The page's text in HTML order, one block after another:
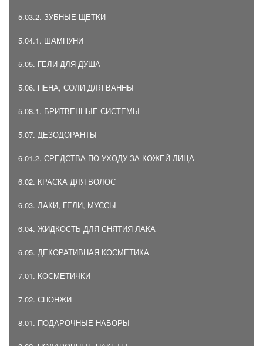
5.03.2. ЗУБНЫЕ ЩЕТКИ
5.04.1. ШАМПУНИ
5.05. ГЕЛИ ДЛЯ ДУША
5.06. ПЕНА, СОЛИ ДЛЯ ВАННЫ
5.08.1. БРИТВЕННЫЕ СИСТЕМЫ
5.07. ДЕЗОДОРАНТЫ
6.01.2. СРЕДСТВА ПО УХОДУ ЗА КОЖЕЙ ЛИЦА
6.02. КРАСКА ДЛЯ ВОЛОС
6.03. ЛАКИ, ГЕЛИ, МУССЫ
6.04. ЖИДКОСТЬ ДЛЯ СНЯТИЯ ЛАКА
6.05. ДЕКОРАТИВНАЯ КОСМЕТИКА
7.01. КОСМЕТИЧКИ
7.02. СПОНЖИ
8.01. ПОДАРОЧНЫЕ НАБОРЫ